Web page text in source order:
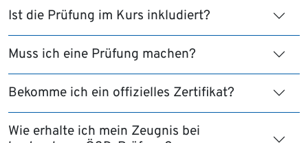
Ist die Prüfung im Kurs inkludiert?
Muss ich eine Prüfung machen?
Bekomme ich ein offizielles Zertifikat?
Wie erhalte ich mein Zeugnis bei